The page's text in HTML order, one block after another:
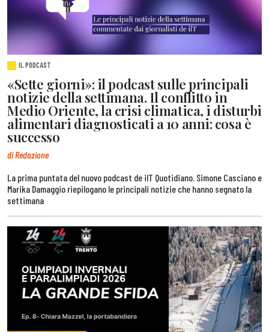
IL PODCAST
«Sette giorni»: il podcast sulle principali
notizie della settimana. Il conflitto in
Medio Oriente, la crisi climatica, i disturbi
alimentari diagnosticati a 10 anni: cosa è
successo
di Redazione
La prima puntata del nuovo podcast de ilT Quotidiano. Simone Casciano e
Marika Damaggio riepilogano le principali notizie che hanno segnato la
settimana